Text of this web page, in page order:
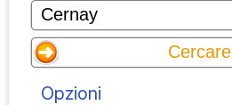
Opzioni